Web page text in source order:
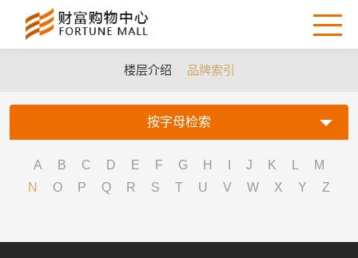
楼层介绍 品牌索引
按字母检索
A B C D E F G H J K
M
N
O P Q R S T U V W X Y Z